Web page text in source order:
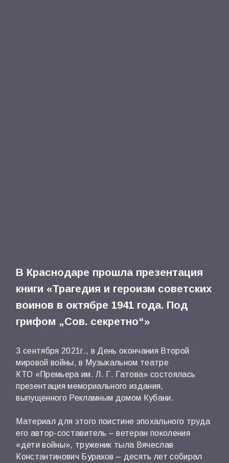
В Краснодаре прошла презентация
книги «Трагедия и героизм советских
воинов в октябре 1941 года. Под
грифом „Сов. секретно“»
3 сентября 2021г., в День окончания Второй
мировой войны, в Музыкальном театре
КТО «Премьера им. Л. Г. Гатова» состоялась
презентация мемориального издания,
выпущенного Рекламным домом Кубани.
Материал для этого поистине эпохального труда
его автор-составитель – ветеран поколения
«дети войны», труженик тыла Вячеслав
Константинович Бураков – десять лет собирал